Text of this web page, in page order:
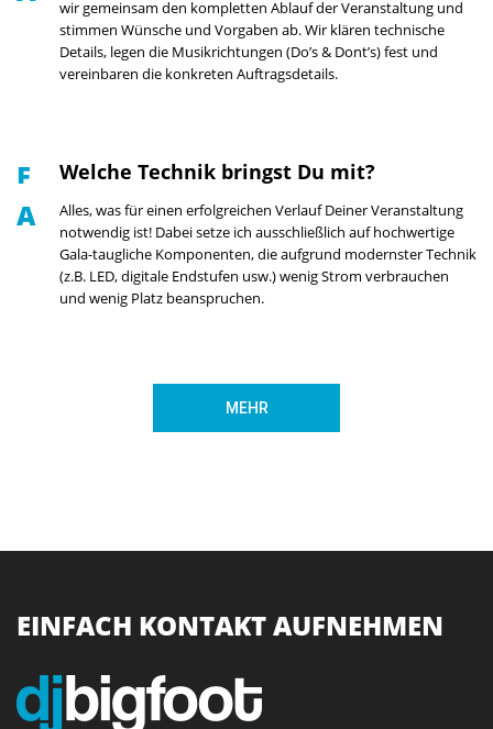
wir gemeinsam den kompletten Ablauf der Veranstaltung und
stimmen Wünsche und Vorgaben ab. Wir klären technische
Details, legen die Musikrichtungen (Do’s & Dont’s) fest und
vereinbaren die konkreten Auftragsdetails.
Welche Technik bringst Du mit?
Alles, was für einen erfolgreichen Verlauf Deiner Veranstaltung
notwendig ist! Dabei setze ich ausschließlich auf hochwertige
Gala-taugliche Komponenten, die aufgrund modernster Technik
(z.B. LED, digitale Endstufen usw.) wenig Strom verbrauchen
und wenig Platz beanspruchen.
MEHR
EINFACH KONTAKT AUFNEHMEN